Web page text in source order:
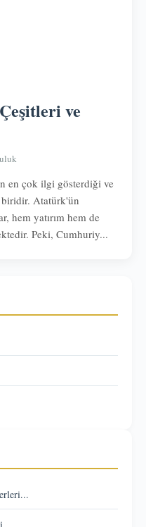
ve
en çok ilgi gösterdiği ve
biridir. Atatürk'ün
hem yatırım hem de
Peki, Cumhuriy...